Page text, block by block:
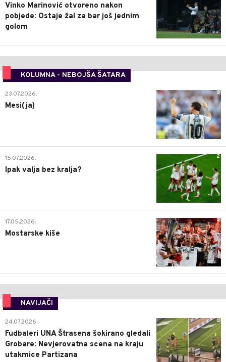
Vinko Marinović otvoreno nakon
pobjede: Ostaje žal za bar još jednim
golom
KOLUMNA - NEBOJŠA ŠATARA
0
23.07.2026.
Mesi(ja)
2
15.07.2026.
Ipak valja bez kralja?
0
17.05.2026.
Mostarske kiše
NAVIJAČI
0
24.07.2026.
Fudbaleri UNA Štrasena šokirano gledali
Grobare: Nevjerovatna scena na kraju
utakmice Partizana